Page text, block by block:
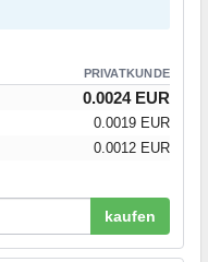
PRIVATKUNDE
0.0024 EUR
0.0019 EUR
0.0012 EUR
kaufen